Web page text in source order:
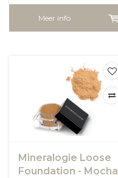
Meer info
Mineralogie Loose
Foundation - Mocha